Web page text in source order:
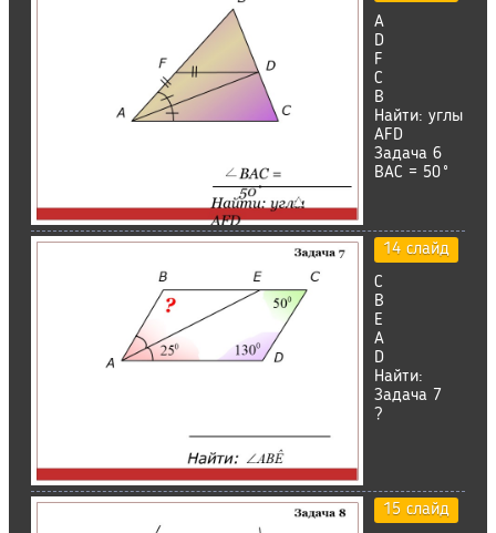
A
D
F
C
B
Найти: углы
AFD
Задача 6
BAC = 50˚
14 слайд
С
В
Е
A
D
Найти:
Задача 7
?
15 слайд